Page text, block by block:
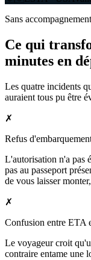
Sans accompagnement
Ce qui
minutes en
Les quatre incidents
auraient tous pu être
✗
Refus
L'autorisation n'a pas
pas au passeport
de vous laisser
✗
Confusion entre ETA
Le voyageur croit
contraire entame une